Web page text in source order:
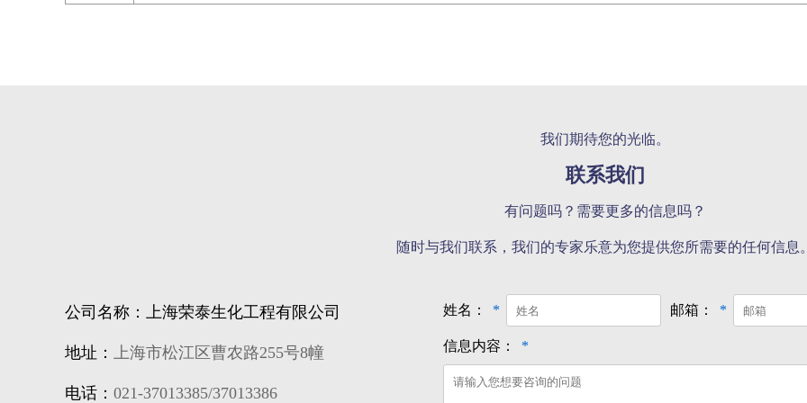
我们期待您的光临。
联系我们
有问题吗？需要更多的信息吗？
随时与我们联系，我们的专家乐意为您提供您所需要的任何信息。
公司名称：上海荣泰生化工程有限公司
地址： 上海市松江区曹农路255号8幢
电话： 021-37013385/37013386
姓名： * 邮箱： *
信息内容： *